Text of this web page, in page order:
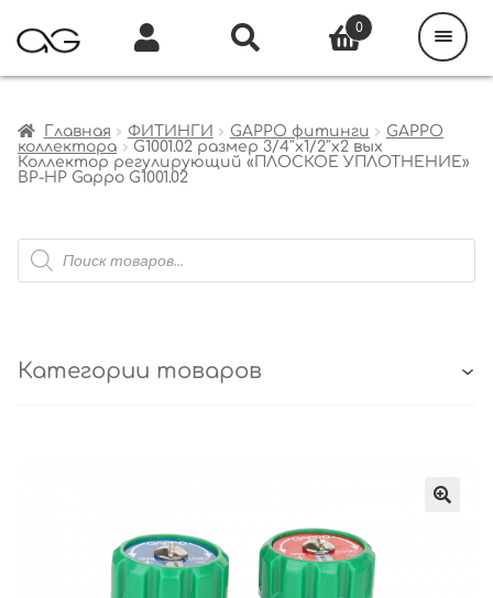
Главная ФИТИНГИ GAPPO фитинги
GAPPO
коллектора
G1001.02 размер 3/4″x1/2″х2 вых
Коллектор регулирующий «ПЛОСКОЕ УПЛОТНЕНИЕ»
ВР-НР Gappo G1001.02
Поиск
товаров
Категории товаров
0